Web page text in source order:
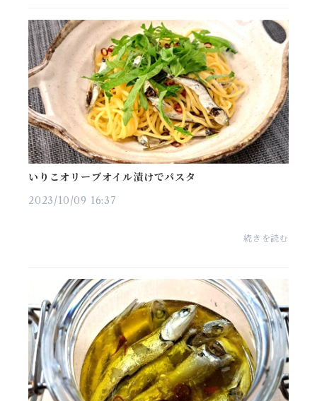
いりこオリーブオイル漬けでパスタ
2023/10/09 16:37
続きを読む